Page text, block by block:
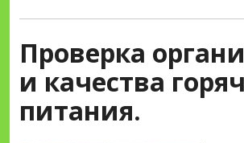
Проверка
и качества
питания.